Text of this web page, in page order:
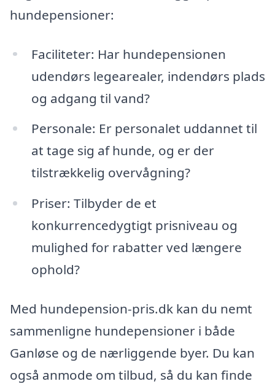
hundepensioner:
Faciliteter: Har hundepensionen
udendørs legearealer, indendørs plads
og adgang til vand?
Personale: Er personalet uddannet til
at tage sig af hunde, og er der
tilstrækkelig overvågning?
Priser: Tilbyder de et
konkurrencedygtigt prisniveau og
mulighed for rabatter ved længere
ophold?
Med hundepension-pris.dk kan du nemt
sammenligne hundepensioner i både
Ganløse og de nærliggende byer. Du kan
også anmode om tilbud, så du kan finde